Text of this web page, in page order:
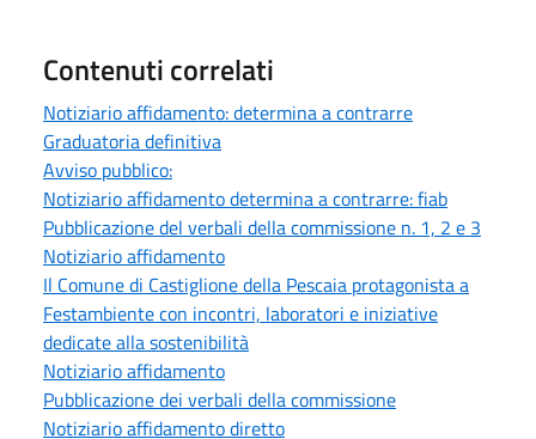
Contenuti correlati
Notiziario affidamento: determina a contrarre
Graduatoria definitiva
Avviso pubblico:
Notiziario affidamento determina a contrarre: fiab
Pubblicazione del verbali della commissione n. 1, 2 e 3
Notiziario affidamento
Il Comune di Castiglione della Pescaia protagonista a
Festambiente con incontri, laboratori e iniziative
dedicate alla sostenibilità
Notiziario affidamento
Pubblicazione dei verbali della commissione
Notiziario affidamento diretto